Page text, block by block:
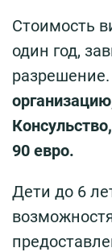
Стоимость
один год,
разрешение.
90 евро.
Дети до 6